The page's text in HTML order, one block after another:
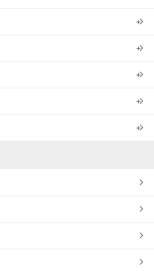
＋
＋
＋
＋
＋